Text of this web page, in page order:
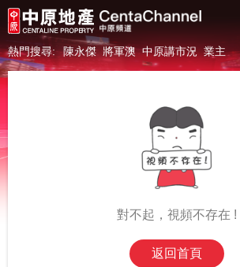
熱門搜尋: 陳永傑 將軍澳 中原講市況 業主
對不起，視頻不存在 !
返回首頁